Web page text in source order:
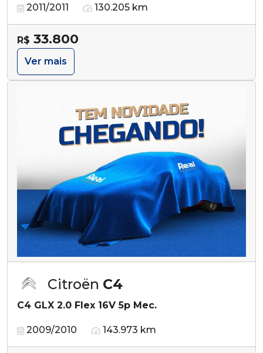
2011/2011 130.205 km
R$ 33.800
Ver mais
Citroën C4
C4 GLX 2.0 Flex 16V 5p Mec.
2009/2010 143.973 km